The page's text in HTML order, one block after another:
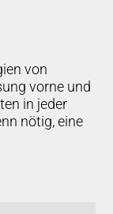
von
vorne und
in jeder
nötig, eine